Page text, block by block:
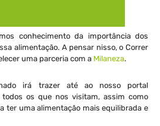
conhecimento da importância dos
alimentação. A pensar nisso, o Correr
uma parceria com a Milaneza.
irá trazer até ao nosso portal
os que nos visitam, assim como
ter uma alimentação mais equilibrada e